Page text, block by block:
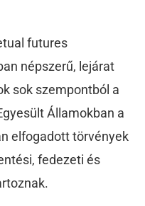
futures
népszerű, lejárat
sok szempontból a
Államokban a
elfogadott törvények
fedezeti és